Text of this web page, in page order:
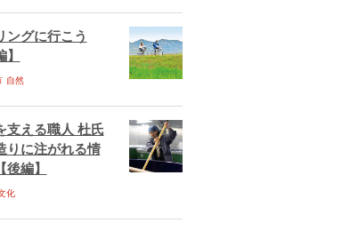
稲美町ebooks
報イベント情報掲載のお申し込み
サイトマップ
お問い合せ
ー
ングに行こう
】
自然
支える職人 杜氏
に注がれる情
編】
化